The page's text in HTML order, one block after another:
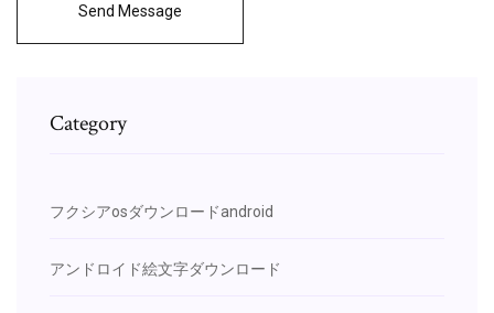
Send Message
Category
フクシアosダウンロードandroid
アンドロイド絵文字ダウンロード